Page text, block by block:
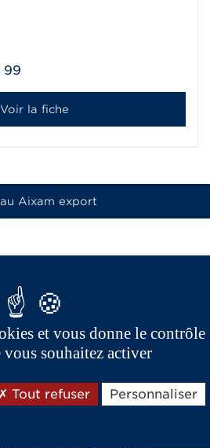
99
Voir la fiche
Aixam export
et vous donne le contrôle
vous souhaitez activer
Tout refuser Personnaliser